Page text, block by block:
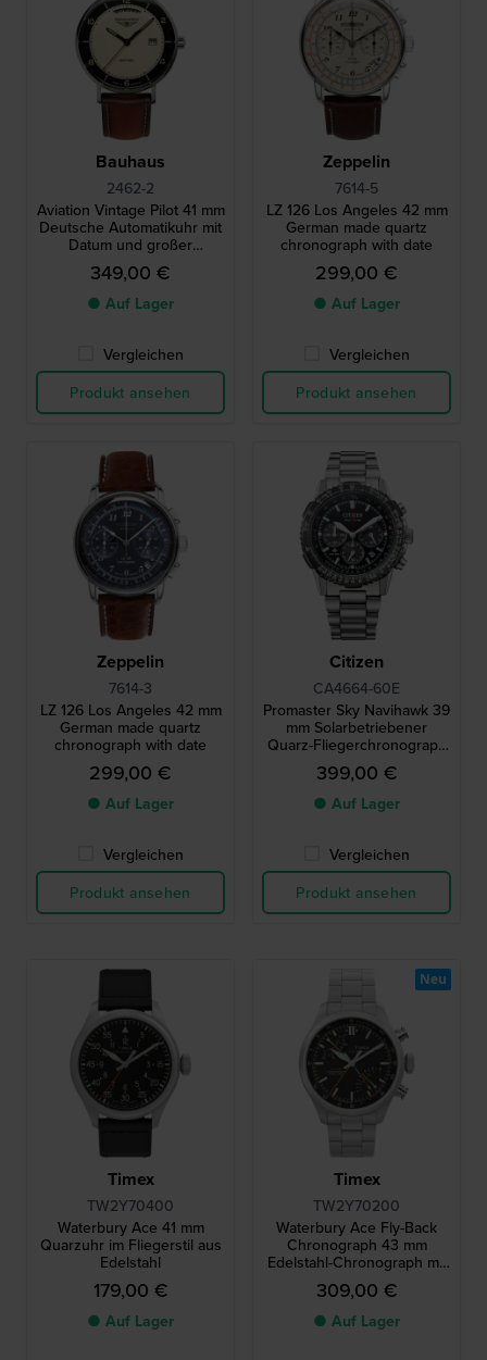
Bauhaus
2462-2
Aviation Vintage Pilot 41 mm
Deutsche Automatikuhr mit
Datum und großer
Tagesanzeige
349,00 €
● Auf Lager
Vergleichen
Produkt ansehen
Zeppelin
7614-5
LZ 126 Los Angeles 42 mm
German made quartz
chronograph with date
299,00 €
● Auf Lager
Vergleichen
Produkt ansehen
Zeppelin
7614-3
LZ 126 Los Angeles 42 mm
German made quartz
chronograph with date
299,00 €
● Auf Lager
Vergleichen
Produkt ansehen
Citizen
CA4664-60E
Promaster Sky Navihawk 39
mm Solarbetriebener
Quarz-Fliegerchronograph
mit Datum
399,00 €
● Auf Lager
Vergleichen
Produkt ansehen
Timex
TW2Y70400
Waterbury Ace 41 mm
Quarzuhr im Fliegerstil aus
Edelstahl
179,00 €
● Auf Lager
Timex
TW2Y70200
Waterbury Ace Fly-Back
Chronograph 43 mm
Edelstahl-Chronograph mit
Pilotenfunktion
309,00 €
● Auf Lager
Neu